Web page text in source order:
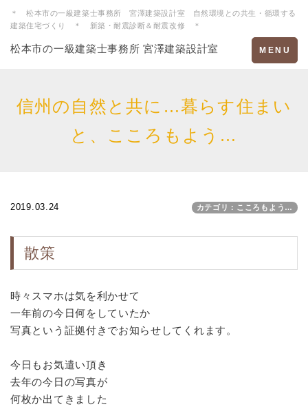
＊ 松本市の一級建築士事務所 宮澤建築設計室 自然環境との共生・循環する
建築住宅づくり ＊ 新築・耐震診断＆耐震改修 ＊
松本市の一級建築士事務所 宮澤建築設計室
Toggle
navigation
MENU
信州の自然と共に…暮らす住まい
と、こころもよう…
2019.03.24 カテゴリ：こころもよう…
散策
時々スマホは気を利かせて
一年前の今日何をしていたか
写真という証拠付きでお知らせしてくれます。
今日もお気遣い頂き
去年の今日の写真が
何枚か出てきました